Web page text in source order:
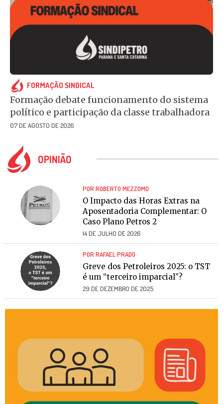
FORMAÇÃO SINDICAL
Formação debate funcionamento do sistema
político e participação da classe trabalhadora
07 DE AGOSTO DE 2026
OPINIÃO
POR ROBERTO MEZZOMO
O Impacto das Horas Extras na
Aposentadoria Complementar: O
Caso Plano Petros 2
14 DE JULHO DE 2026
POR RAFAEL PRADO
Greve dos Petroleiros 2025: o TST
é um “terceiro imparcial”?
29 DE DEZEMBRO DE 2025